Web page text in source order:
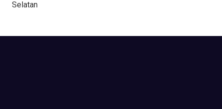
Selatan